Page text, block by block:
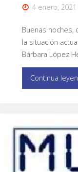
4 enero, 2021
Buenas noches,
la situación
Bárbara López
Continua